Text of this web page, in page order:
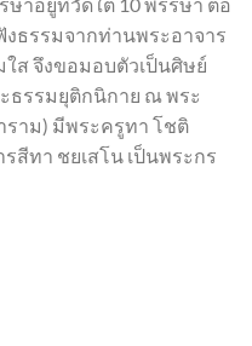
าอยู่ที่วัดใต้ 10 พรรษา ต่อ
งธรรมจากท่านพระอาจาร
ใส จึงขอมอบตัวเป็นศิษย์
รรมยุติกนิกาย ณ พระ
ราม) มีพระครูทา โชติ
สีทา ชยเสโน เป็นพระกร